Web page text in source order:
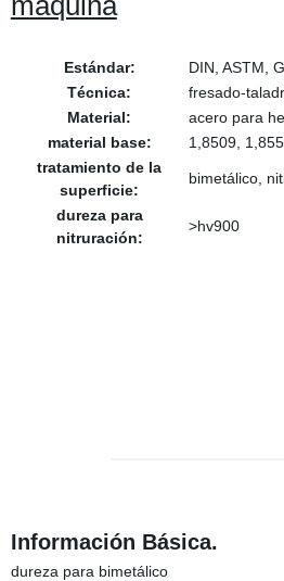
Estándar:
DIN, ASTM,
Técnica:
fresado-
Material:
acero para
material base:
1,8509,
tratamiento de la
superficie:
bimetálico,
dureza para
nitruración:
>hv900
Información Básica.
dureza para bimetálico